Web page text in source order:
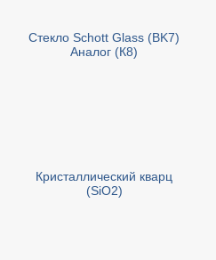
Стекло Schott Glass (BK7)
Аналог (К8)
Кристаллический кварц
(SiO2)